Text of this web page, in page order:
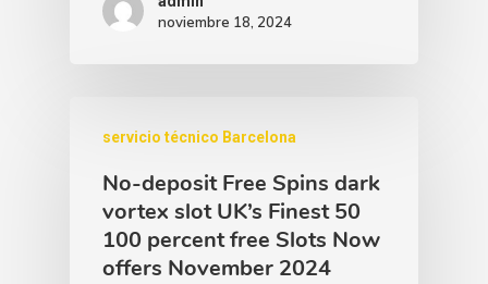
noviembre 18, 2024
servicio técnico Barcelona
No-deposit Free Spins dark
vortex slot UK’s Finest 50
100 percent free Slots Now
offers November 2024